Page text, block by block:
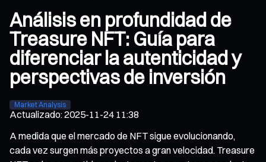
Análisis en profundidad de
Treasure NFT: Guía para
diferenciar la autenticidad y
perspectivas de inversión
Market Analysis
Actualizado:2025-11-24 11:38
A medida que el mercado de NFT sigue evolucionando,
cada vez surgen más proyectos a gran velocidad. Treasure